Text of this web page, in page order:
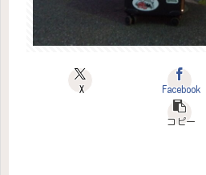
X Facebook
コピー